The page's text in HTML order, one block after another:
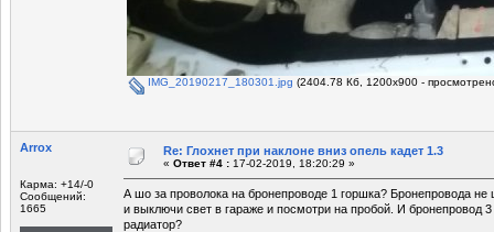
IMG_20190217_180301.jpg (2404.78 Кб, 1200x900 -
Arrox
Карма: +14/-0
Сообщений:
1665
Re: Глохнет при наклоне вниз опель кадет 1.3
« Ответ #4 : 17-02-2019, 18:20:29 »
А шо за проволока на бронепроводе 1 горшка? Бронепровода
и выключи свет в гараже и посмотри на пробой. И бронепровод
радиатор?